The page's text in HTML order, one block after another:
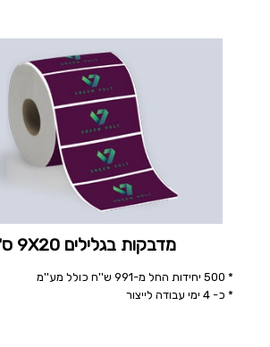
מדבקות בגלילים 9X20 ס''מ
* 500 יחידות החל מ-991 ש''ח כולל מע''מ
* כ- 4 ימי עבודה לייצור